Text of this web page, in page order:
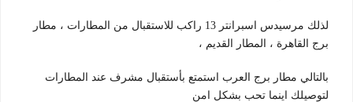
لذلك مرسيدس اسبرانتر 13 راكب للاستقبال من المطارات ، مطار
برج القاهرة ، المطار القديم ،
بالتالي مطار برج العرب استمتع بأستقبال مشرف عند المطارات
لتوصيلك اينما تحب بشكل امن